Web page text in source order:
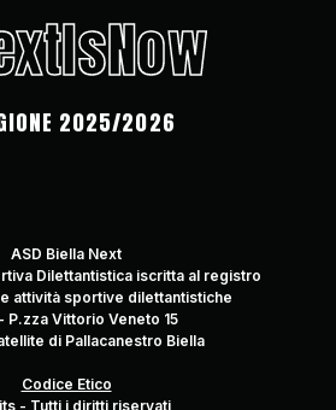
2025/2026
ASD Biella Next
Dilettantistica iscritta al registro
attività sportive dilettantistiche
P.zza Vittorio Veneto 15
di Pallacanestro Biella
Codice Etico
- Tutti i diritti riservati